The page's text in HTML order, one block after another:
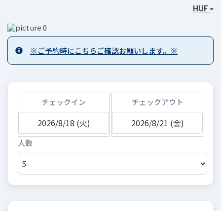
HUF
※ご予約時にこちらご確認お願いします。※
チェックイン チェックアウト